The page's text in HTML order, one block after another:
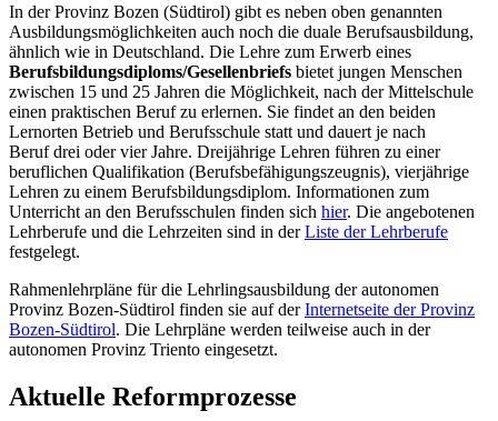
In der Provinz Bozen (Südtirol) gibt es neben oben genannten
Ausbildungsmöglichkeiten auch noch die duale Berufsausbildung,
ähnlich wie in Deutschland. Die Lehre zum Erwerb eines
Berufsbildungsdiploms/Gesellenbriefs bietet jungen Menschen
zwischen 15 und 25 Jahren die Möglichkeit, nach der Mittelschule
einen praktischen Beruf zu erlernen. Sie findet an den beiden
Lernorten Betrieb und Berufsschule statt und dauert je nach
Beruf drei oder vier Jahre. Dreijährige Lehren führen zu einer
beruflichen Qualifikation (Berufsbefähigungszeugnis), vierjährige
Lehren zu einem Berufsbildungsdiplom. Informationen zum
Unterricht an den Berufsschulen finden sich hier. Die angebotenen
Lehrberufe und die Lehrzeiten sind in derListe der Lehrberufe
festgelegt.
Rahmenlehrpläne für die Lehrlingsausbildung der autonomen
Provinz Bozen-Südtirol finden sie auf derInternetseite der Provinz
Bozen-Südtirol. Die Lehrpläne werden teilweise auch in der
autonomen Provinz Triento eingesetzt.
Aktuelle Reformprozesse